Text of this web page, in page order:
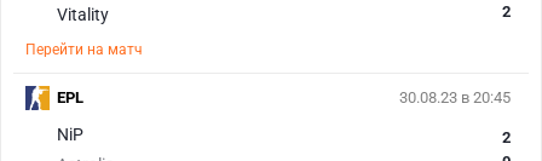
Vitality
2
Перейти на матч
30.08.23 в 20:45
NiP
2
EPL